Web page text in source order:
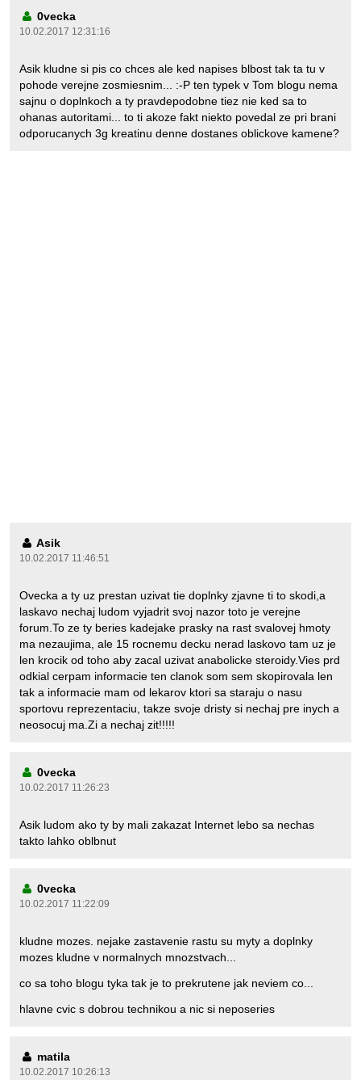
0vecka
10.02.2017 12:31:16
Asik kludne si pis co chces ale ked napises blbost tak ta tu v
pohode verejne zosmiesnim... :-P ten typek v Tom blogu nema
sajnu o doplnkoch a ty pravdepodobne tiez nie ked sa to
ohanas autoritami... to ti akoze fakt niekto povedal ze pri brani
odporucanych 3g kreatinu denne dostanes oblickove kamene?
Asik
10.02.2017 11:46:51
Ovecka a ty uz prestan uzivat tie doplnky zjavne ti to skodi,a
laskavo nechaj ludom vyjadrit svoj nazor toto je verejne
forum.To ze ty beries kadejake prasky na rast svalovej hmoty
ma nezaujima, ale 15 rocnemu decku nerad laskovo tam uz je
len krocik od toho aby zacal uzivat anabolicke steroidy.Vies prd
odkial cerpam informacie ten clanok som sem skopirovala len
tak a informacie mam od lekarov ktori sa staraju o nasu
sportovu reprezentaciu, takze svoje dristy si nechaj pre inych a
neosocuj ma.Zi a nechaj zit!!!!!
0vecka
10.02.2017 11:26:23
Asik ludom ako ty by mali zakazat Internet lebo sa nechas
takto lahko oblbnut
0vecka
10.02.2017 11:22:09
kludne mozes. nejake zastavenie rastu su myty a doplnky
mozes kludne v normalnych mnozstvach...
co sa toho blogu tyka tak je to prekrutene jak neviem co...
hlavne cvic s dobrou technikou a nic si neposeries
matila
10.02.2017 10:26:13